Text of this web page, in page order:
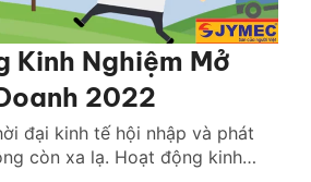
Kinh Nghiệm Mở
2022
đại kinh tế hội nhập và phát
còn xa lạ. Hoạt động kinh